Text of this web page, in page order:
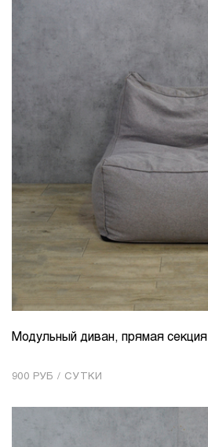
КОЛИЧЕСТВО 1
Модульный диван, прямая секция
900 РУБ / СУТКИ